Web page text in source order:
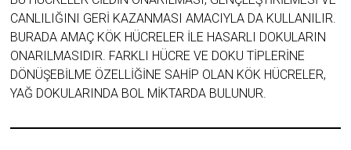
CANLILIĞINI GERI KAZANMASI AMACIYLA DA KULLANILIR.
BURADA AMAÇ KÖK HÜCRELER ILE HASARLI DOKULARIN
ONARILMASIDIR. FARKLI HÜCRE VE DOKU TIPLERINE
DÖNÜŞEBILME ÖZELLIĞINE SAHIP OLAN KÖK HÜCRELER,
YAĞ DOKULARINDA BOL MIKTARDA BULUNUR.